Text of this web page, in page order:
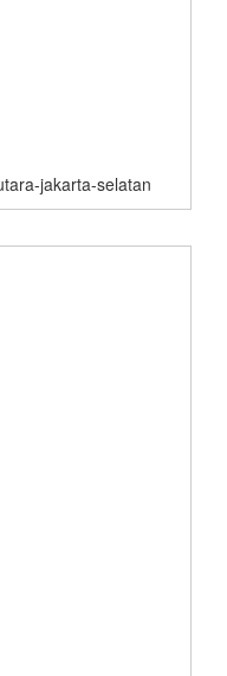
jakarta-selatan